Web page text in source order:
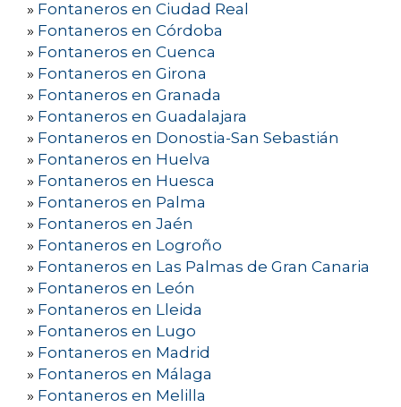
» Fontaneros en Ciudad Real
» Fontaneros en Córdoba
» Fontaneros en Cuenca
» Fontaneros en Girona
» Fontaneros en Granada
» Fontaneros en Guadalajara
» Fontaneros en Donostia-San Sebastián
» Fontaneros en Huelva
» Fontaneros en Huesca
» Fontaneros en Palma
» Fontaneros en Jaén
» Fontaneros en Logroño
» Fontaneros en Las Palmas de Gran Canaria
» Fontaneros en León
» Fontaneros en Lleida
» Fontaneros en Lugo
» Fontaneros en Madrid
» Fontaneros en Málaga
» Fontaneros en Melilla